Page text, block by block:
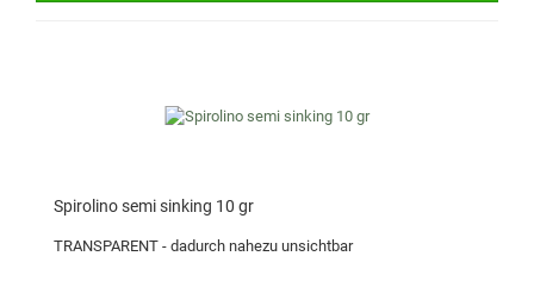
Spirolino semi sinking 10 gr
TRANSPARENT - dadurch nahezu unsichtbar